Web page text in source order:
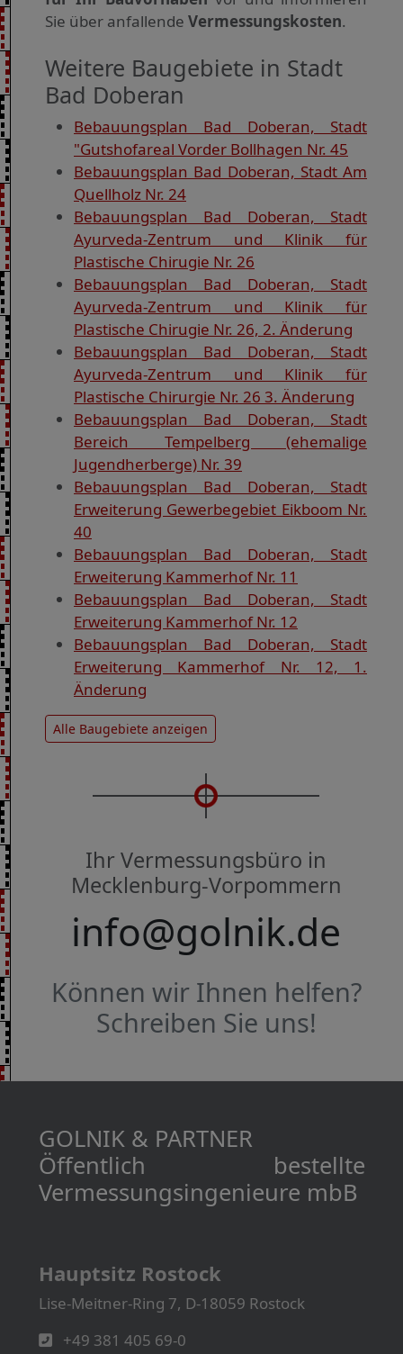
Sie über anfallende Vermessungskosten.
Weitere Baugebiete in Stadt
Bad Doberan
Bebauungsplan Bad Doberan, Stadt
"Gutshofareal Vorder Bollhagen Nr. 45
Bebauungsplan Bad Doberan, Stadt Am
Quellholz Nr. 24
Bebauungsplan Bad Doberan, Stadt
Ayurveda-Zentrum und Klinik für
Plastische Chirugie Nr. 26
Bebauungsplan Bad Doberan, Stadt
Ayurveda-Zentrum und Klinik für
Plastische Chirugie Nr. 26, 2. Änderung
Bebauungsplan Bad Doberan, Stadt
Ayurveda-Zentrum und Klinik für
Plastische Chirurgie Nr. 26 3. Änderung
Bebauungsplan Bad Doberan, Stadt
Bereich Tempelberg (ehemalige
Jugendherberge) Nr. 39
Bebauungsplan Bad Doberan, Stadt
Erweiterung Gewerbegebiet Eikboom Nr.
40
Bebauungsplan Bad Doberan, Stadt
Erweiterung Kammerhof Nr. 11
Bebauungsplan Bad Doberan, Stadt
Erweiterung Kammerhof Nr. 12
Bebauungsplan Bad Doberan, Stadt
Erweiterung Kammerhof Nr. 12, 1.
Änderung
Alle Baugebiete anzeigen
Ihr Vermessungsbüro in
Mecklenburg-Vorpommern
info@golnik.de
Können wir Ihnen helfen?
Schreiben Sie uns!
GOLNIK & PARTNER
Öffentlich bestellte
Vermessungs­­ingenieure mbB
Hauptsitz Rostock
Lise-Meitner-Ring 7, D-18059 Rostock
+49 381 405 69-0